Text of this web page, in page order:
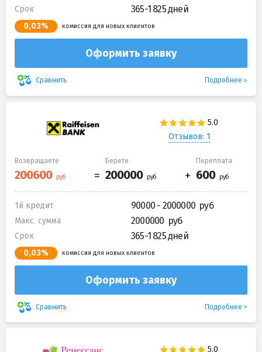
Срок 365-1 825 дней
0,03% комиссия для новых клиентов
Оформить заявку
Сравнить Подробнее
Отзывов: 1
Возвращаете Берете Переплата
1й кредит 90000 - 2000000
Макс. сумма 2000000
Срок 365-1 825 дней
0,03% комиссия для новых клиентов
Оформить заявку
Сравнить Подробнее